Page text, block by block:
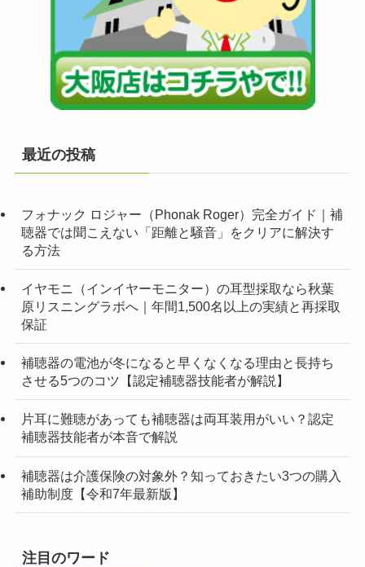
最近の投稿
フォナック ロジャー（Phonak Roger）完全ガイド｜補
聴器では聞こえない「距離と騒音」をクリアに解決す
る方法
イヤモニ（インイヤーモニター）の耳型採取なら秋葉
原リスニングラボへ｜年間1,500名以上の実績と再採取
保証
補聴器の電池が冬になると早くなくなる理由と長持ち
させる5つのコツ【認定補聴器技能者が解説】
片耳に難聴があっても補聴器は両耳装用がいい？認定
補聴器技能者が本音で解説
補聴器は介護保険の対象外？知っておきたい3つの購入
補助制度【令和7年最新版】
注目のワード